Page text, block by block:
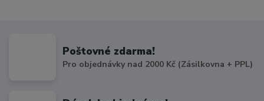
Poštovné zdarma!
Pro objednávky nad 2000 Kč (Zásilkovna + PPL)